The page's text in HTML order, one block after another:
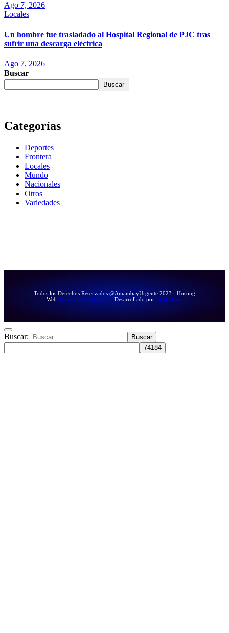
Ago 7, 2026
Locales
Un hombre fue trasladado al Hospital Regional de PJC tras
sufrir una descarga eléctrica
Ago 7, 2026
Buscar
Buscar
Categorías
Deportes
Frontera
Locales
Mundo
Nacionales
Otros
Variedades
Todos los Derechos Reservados @AmambayUrgente 2023 - Hosting
Web: HostingBaratoOnline- Desarrollado por: RikkySanz
Buscar: